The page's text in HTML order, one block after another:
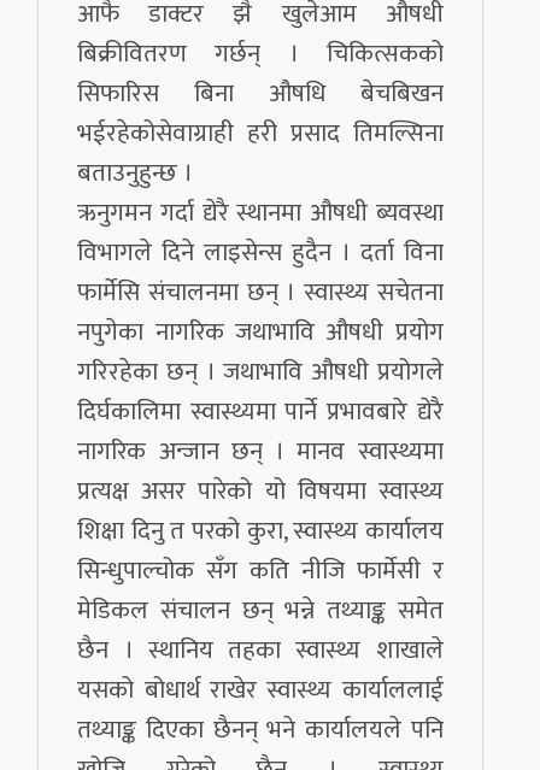
आफै डाक्टर झै खुलेआम औषधी
बिक्रीवितरण गर्छन् । चिकित्सकको
सिफारिस बिना औषधि बेचबिखन
भईरहेकोसेवाग्राही हरी प्रसाद तिमल्सिना
बताउनुहुन्छ ।
ऋनुगमन गर्दा द्येरै स्थानमा औषधी ब्यवस्था
विभागले दिने लाइसेन्स हुदैन । दर्ता विना
फार्मेसि संचालनमा छन् । स्वास्थ्य सचेतना
नपुगेका नागरिक जथाभावि औषधी प्रयोग
गरिरहेका छन् । जथाभावि औषधी प्रयोगले
दिर्घकालिमा स्वास्थ्यमा पार्ने प्रभावबारे द्येरै
नागरिक अन्जान छन् । मानव स्वास्थ्यमा
प्रत्यक्ष असर पारेको यो विषयमा स्वास्थ्य
शिक्षा दिनु त परको कुरा, स्वास्थ्य कार्यालय
सिन्धुपाल्चोक सँग कति नीजि फार्मेसी र
मेडिकल संचालन छन् भन्ने तथ्याङ्क समेत
छैन । स्थानिय तहका स्वास्थ्य शाखाले
यसको बोधार्थ राखेर स्वास्थ्य कार्याललाई
तथ्याङ्क दिएका छैनन् भने कार्यालयले पनि